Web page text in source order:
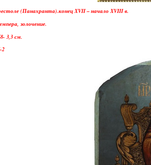
(Панахранта).конец XVII – начало XVIII в.
золочение.
3,3 см.